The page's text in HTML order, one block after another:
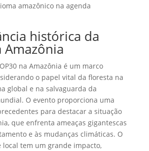
amazônico na agenda
histórica da
Amazônia
na Amazônia é um marco
o papel vital da floresta na
global e na salvaguarda da
O evento proporciona uma
para destacar a situação
que enfrenta ameaças gigantescas
e às mudanças climáticas. O
local tem um grande impacto,